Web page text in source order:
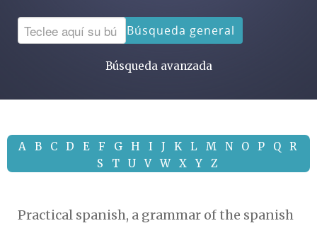
Búsqueda general
Búsqueda avanzada
A B C D E F G H I J K L M N O P Q
R
S
T U V W X Y Z
Practical spanish, a grammar of the spanish